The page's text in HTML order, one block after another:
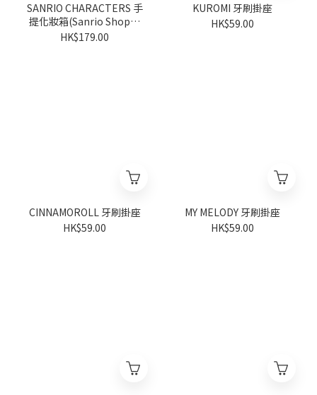
SANRIO CHARACTERS 手
提化妝箱(Sanrio Shop週
年系列)
HK$179.00
KUROMI 牙刷掛座
HK$59.00
CINNAMOROLL 牙刷掛座
HK$59.00
MY MELODY 牙刷掛座
HK$59.00